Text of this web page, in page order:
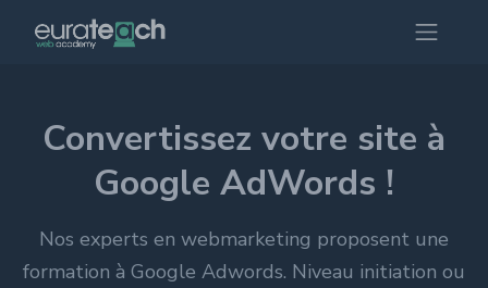
Convertissez votre site à
Google AdWords !
Nos experts en webmarketing proposent une
formation à Google Adwords. Niveau initiation ou